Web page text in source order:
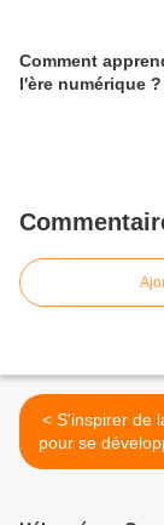
Comment
l'ère numérique ?
< S'inspirer de la Création
pour se
de la